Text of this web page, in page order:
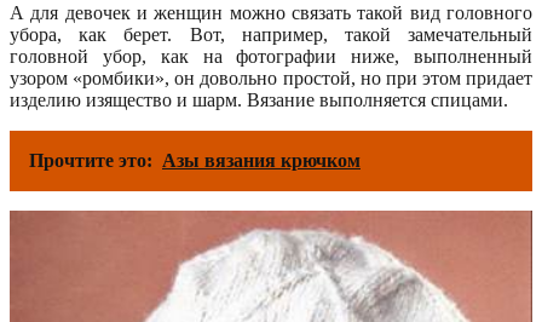
А для девочек и женщин можно связать такой вид головного
убора, как берет. Вот, например, такой замечательный
головной убор, как на фотографии ниже, выполненный
узором «ромбики», он довольно простой, но при этом придает
изделию изящество и шарм. Вязание выполняется спицами.
Прочтите это: Азы вязания крючком